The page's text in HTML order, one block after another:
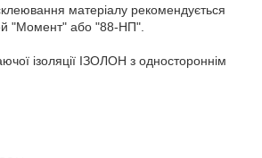
матеріалу рекомендується
"Момент" або "88-НП".
ізоляції ІЗОЛОН з одностороннім